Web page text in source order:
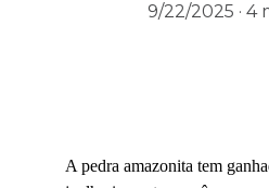
9/22/2025
4
A pedra amazonita tem